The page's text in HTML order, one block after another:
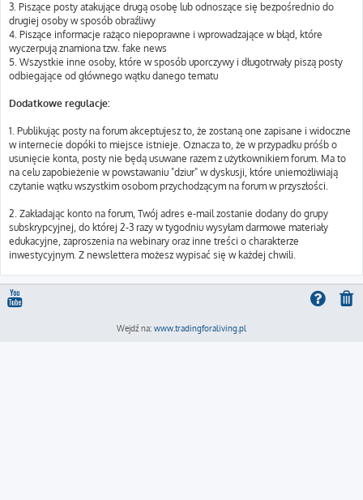
3. Piszące posty atakujące drugą osobę lub odnoszące się bezpośrednio do
drugiej osoby w sposób obraźliwy
4. Piszące informacje rażąco niepoprawne i wprowadzające w błąd, które
wyczerpują znamiona tzw. fake news
5. Wszystkie inne osoby, które w sposób uporczywy i długotrwały piszą posty
odbiegające od głównego wątku danego tematu
Dodatkowe regulacje:
1. Publikując posty na forum akceptujesz to, że zostaną one zapisane i widoczne
w internecie dopóki to miejsce istnieje. Oznacza to, że w przypadku próśb o
usunięcie konta, posty nie będą usuwane razem z użytkownikiem forum. Ma to
na celu zapobieżenie w powstawaniu "dziur" w dyskusji, które uniemożliwiają
czytanie wątku wszystkim osobom przychodzącym na forum w przyszłości.
2. Zakładając konto na forum, Twój adres e-mail zostanie dodany do grupy
subskrypcyjnej, do której 2-3 razy w tygodniu wysyłam darmowe materiały
edukacyjne, zaproszenia na webinary oraz inne treści o charakterze
inwestycyjnym. Z newslettera możesz wypisać się w każdej chwili.
Wejdź na: www.tradingforaliving.pl